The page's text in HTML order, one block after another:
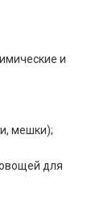
и
мешки);
для